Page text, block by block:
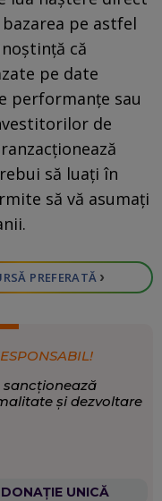
pe astfel
că
pe date
performanţe sau
de
să luați în
să vă asumați
PREFERATĂ ›
și dezvoltare
DONAȚIE UNICĂ